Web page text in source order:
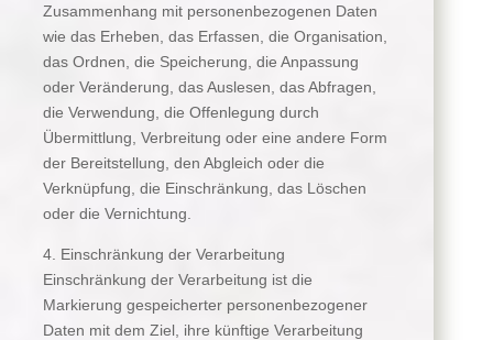
Zusammenhang mit personenbezogenen Daten
wie das Erheben, das Erfassen, die Organisation,
das Ordnen, die Speicherung, die Anpassung
oder Veränderung, das Auslesen, das Abfragen,
die Verwendung, die Offenlegung durch
Übermittlung, Verbreitung oder eine andere Form
der Bereitstellung, den Abgleich oder die
Verknüpfung, die Einschränkung, das Löschen
oder die Vernichtung.
4. Einschränkung der Verarbeitung
Einschränkung der Verarbeitung ist die
Markierung gespeicherter personenbezogener
Daten mit dem Ziel, ihre künftige Verarbeitung